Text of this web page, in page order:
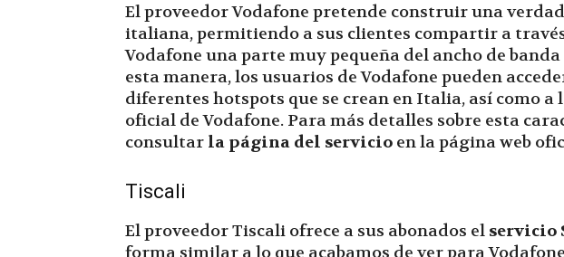
El proveedor Vodafone pretende construir una
italiana, permitiendo a sus clientes compartir a
Vodafone una parte muy pequeña del ancho de
esta manera, los usuarios de Vodafone pueden
diferentes hotspots que se crean en Italia, así como a
oficial de Vodafone. Para más detalles sobre esta
consultar la página del servicio en la página web
Tiscali
El proveedor Tiscali ofrece a sus abonados el servicio
forma similar a lo que acabamos de ver para